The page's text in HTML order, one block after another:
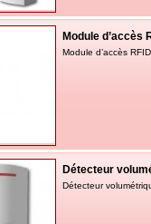
Module d’accès
Module d’accès
Détecteur
Détecteur